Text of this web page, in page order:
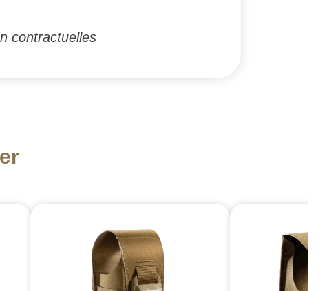
contractuelles